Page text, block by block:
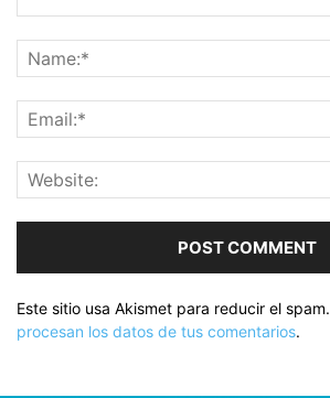
Este sitio usa Akismet para reducir el spam.
procesan los datos de tus comentarios.